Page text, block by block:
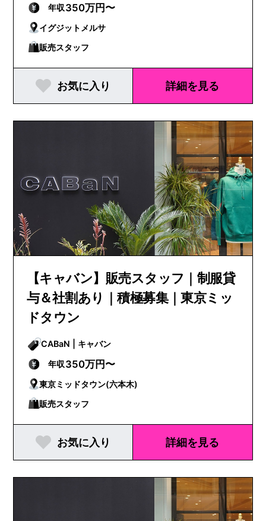
年収350万円〜
イグジットメルサ
販売スタッフ
お気に入り 詳細を見る
【キャバン】販売スタッフ｜制服貸
与＆社割あり｜積極募集｜東京ミッ
ドタウン
CABaN | キャバン
年収350万円〜
東京ミッドタウン(六本木)
販売スタッフ
お気に入り 詳細を見る